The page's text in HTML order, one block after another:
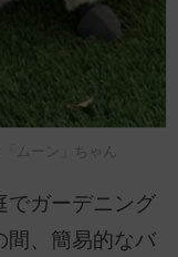
ムーン」ちゃん
でガーデニング
間、簡易的なバ